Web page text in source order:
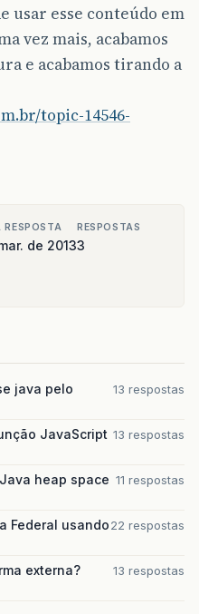
usar esse conteúdo em
vez mais, acabamos
e acabamos tirando a
topic-14546-
RESPOSTA
de 2013
RESPOSTAS
3
java pelo
13 respostas
JavaScript 13 respostas
heap space 11 respostas
Federal usando22 respostas
externa?
13 respostas